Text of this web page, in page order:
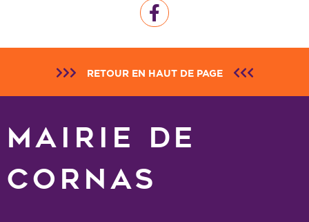
RETOUR EN HAUT DE PAGE
MAIRIE DE
CORNAS